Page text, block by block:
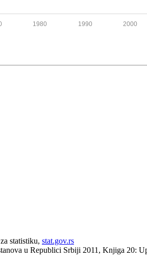
2000
1990
1980
statistiku, stat.gov.rs
u Republici Srbiji 2011, Knjiga 20: